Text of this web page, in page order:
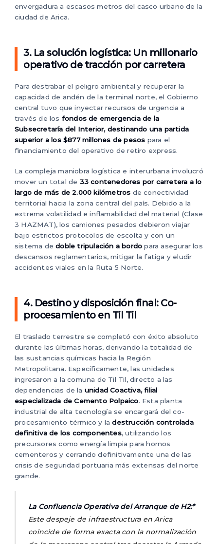
envergadura a escasos metros del casco urbano de la
ciudad de Arica.
3. La solución logística: Un millonario
operativo de tracción por carretera
Para destrabar el peligro ambiental y recuperar la
capacidad de andén de la terminal norte, el Gobierno
central tuvo que inyectar recursos de urgencia a
través de los fondos de emergencia de la
Subsecretaría del Interior, destinando una partida
superior a los $877 millones de pesos para el
financiamiento del operativo de retiro express.
La compleja maniobra logística e interurbana involucró
mover un total de 33 contenedores por carretera a lo
largo de más de 2.000 kilómetros de conectividad
territorial hacia la zona central del país. Debido a la
extrema volatilidad e inflamabilidad del material (Clase
3 HAZMAT), los camiones pesados debieron viajar
bajo estrictos protocolos de escolta y con un
sistema dedoble tripulación a bordo para asegurar los
descansos reglamentarios, mitigar la fatiga y eludir
accidentes viales en la Ruta 5 Norte.
4. Destino y disposición final: Co-
procesamiento en Til Til
El traslado terrestre se completó con éxito absoluto
durante las últimas horas, derivando la totalidad de
las sustancias químicas hacia la Región
Metropolitana. Específicamente, las unidades
ingresaron a la comuna de Til Til, directo a las
dependencias de la unidad Coactiva, filial
especializada de Cemento Polpaico. Esta planta
industrial de alta tecnología se encargará del co-
procesamiento térmico y ladestrucción controlada
definitiva de los componentes, utilizando los
precursores como energía limpia para hornos
cementeros y cerrando definitivamente una de las
crisis de seguridad portuaria más extensas del norte
grande.
La Confluencia Operativa del Arranque de H2:*
Este despeje de infraestructura en Arica
coincide de forma exacta con la normalización